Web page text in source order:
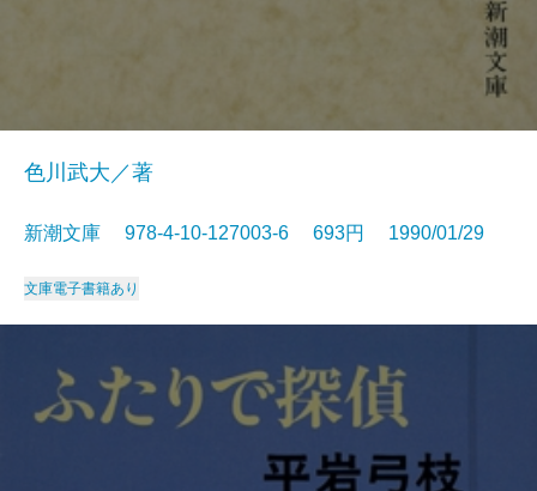
色川武大／著
新潮文庫 978-4-10-127003-6 693円 1990/01/29
文庫電子書籍あり